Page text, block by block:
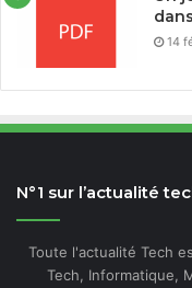
14
N°1 sur l’actualité
Toute l'actualité Tech
Tech, Informatique,